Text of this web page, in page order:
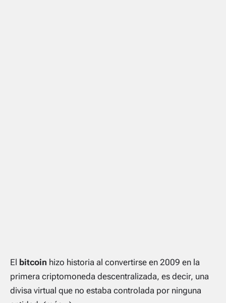
El bitcoin hizo historia al convertirse en 2009 en la
primera criptomoneda descentralizada, es decir, una
divisa virtual que no estaba controlada por ninguna